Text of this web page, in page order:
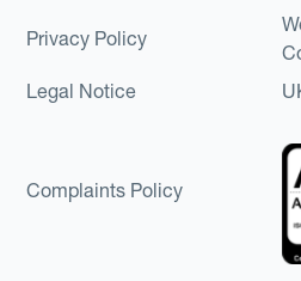
Privacy Policy
Legal Notice
Complaints Policy